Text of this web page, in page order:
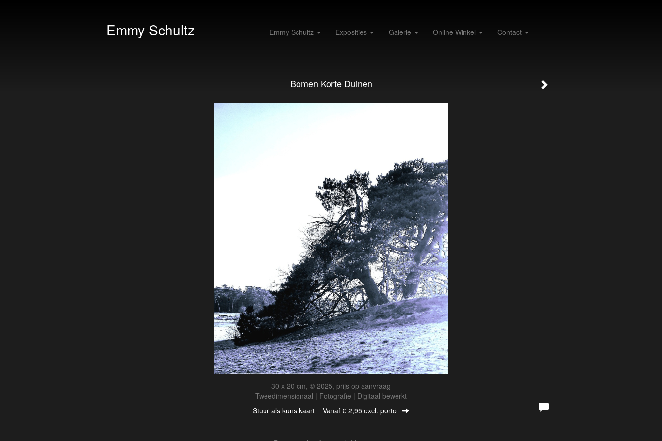
Emmy Schultz Emmy Schultz Exposities Galerie Online Winkel Contact
Bomen Korte Duinen
30 x 20 cm, © 2025, prijs op aanvraag
Tweedimensionaal | Fotografie | Digitaal bewerkt
Stuur als kunstkaart Vanaf € 2,95 excl. porto